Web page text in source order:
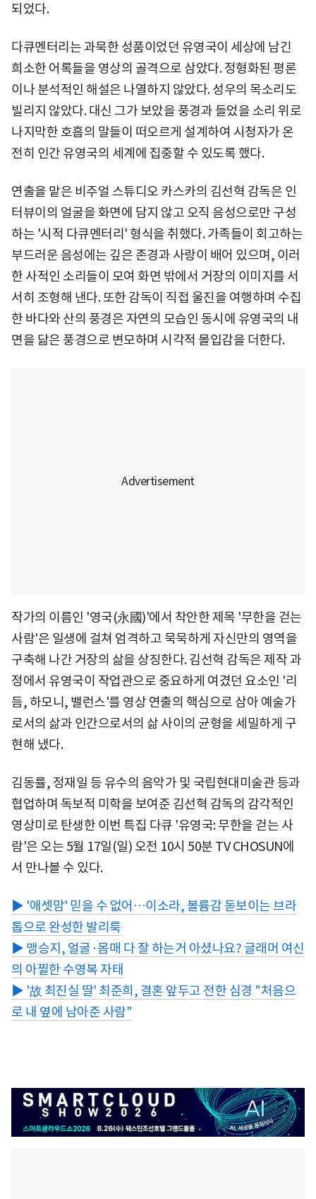
되었다.
다큐멘터리는 과묵한 성품이었던 유영국이 세상에 남긴
희소한 어록들을 영상의 골격으로 삼았다. 정형화된 평론
이나 분석적인 해설은 나열하지 않았다. 성우의 목소리도
빌리지 않았다. 대신 그가 보았을 풍경과 들었을 소리 위로
나지막한 호흡의 말들이 떠오르게 설계하여 시청자가 온
전히 인간 유영국의 세계에 집중할 수 있도록 했다.
연출을 맡은 비주얼 스튜디오 카스카의 김선혁 감독은 인
터뷰이의 얼굴을 화면에 담지 않고 오직 음성으로만 구성
하는 '시적 다큐멘터리' 형식을 취했다. 가족들이 회고하는
부드러운 음성에는 깊은 존경과 사랑이 배어 있으며, 이러
한 사적인 소리들이 모여 화면 밖에서 거장의 이미지를 서
서히 조형해 낸다. 또한 감독이 직접 울진을 여행하며 수집
한 바다와 산의 풍경은 자연의 모습인 동시에 유영국의 내
면을 닮은 풍경으로 변모하며 시각적 몰입감을 더한다.
작가의 이름인 '영국(永國)'에서 착안한 제목 '무한을 걷는
사람'은 일생에 걸쳐 엄격하고 묵묵하게 자신만의 영역을
구축해 나간 거장의 삶을 상징한다. 김선혁 감독은 제작 과
정에서 유영국이 작업관으로 중요하게 여겼던 요소인 '리
듬, 하모니, 밸런스'를 영상 연출의 핵심으로 삼아 예술가
로서의 삶과 인간으로서의 삶 사이의 균형을 세밀하게 구
현해 냈다.
김동률, 정재일 등 유수의 음악가 및 국립현대미술관 등과
협업하며 독보적 미학을 보여준 김선혁 감독의 감각적인
영상미로 탄생한 이번 특집 다큐 '유영국: 무한을 걷는 사
람'은 오는 5월 17일(일) 오전 10시 50분 TV CHOSUN에
서 만나볼 수 있다.
▶ '애셋맘' 믿을 수 없어…이소라, 볼륨감 돋보이는 브라
톱으로 완성한 발리룩
▶ 맹승지, 얼굴·몸매 다 잘 하는거 아셨나요? 글래머 여신
의 아찔한 수영복 자태
▶ '故 최진실 딸' 최준희, 결혼 앞두고 전한 심경 "처음으
로 내 옆에 남아준 사람"